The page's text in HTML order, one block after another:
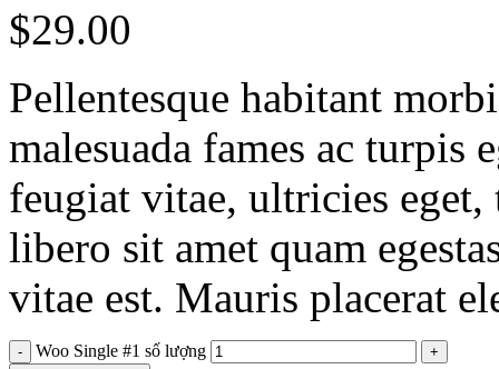
$29.00
Pellentesque habitant
malesuada fames ac turpis
feugiat vitae, ultricies eget,
libero sit amet quam
vitae est. Mauris placerat
Woo Single #1 số lượng